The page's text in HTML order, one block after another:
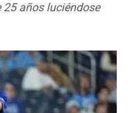
25 años luciéndose